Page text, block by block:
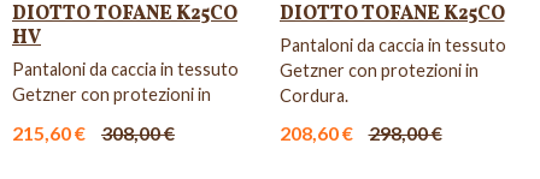
DIOTTO TOFANE K25CO
HV
Pantaloni da caccia in tessuto
Getzner con protezioni in
215,60 € 308,00 €
DIOTTO TOFANE K25CO
Pantaloni da caccia in tessuto
Getzner con protezioni in
Cordura.
208,60 € 298,00 €